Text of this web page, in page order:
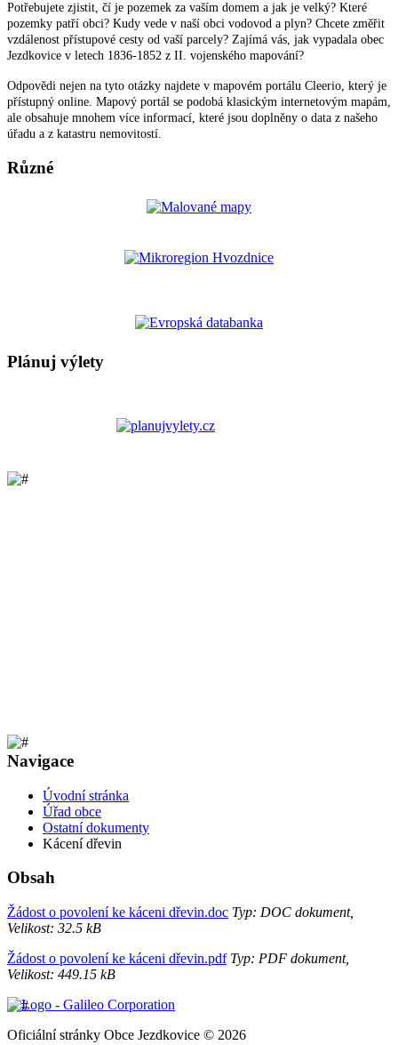
Potřebujete zjistit, čí je pozemek za vaším domem a jak je velký? Které
pozemky patří obci? Kudy vede v naší obci vodovod a plyn? Chcete změřit
vzdálenost přístupové cesty od vaší parcely? Zajímá vás, jak vypadala obec
Jezdkovice v letech 1836-1852 z II. vojenského mapování?
Odpovědi nejen na tyto otázky najdete v mapovém portálu Cleerio, který je
přístupný online. Mapový portál se podobá klasickým internetovým mapám,
ale obsahuje mnohem více informací, které jsou doplněny o data z našeho
úřadu a z katastru nemovitostí.
Různé
Plánuj výlety
Navigace
Úvodní stránka
Úřad obce
Ostatní dokumenty
Kácení dřevin
Obsah
Žádost o povolení ke káceni dřevin.doc Typ: DOC dokument,
Velikost: 32.5 kB
Žádost o povolení ke káceni dřevin.pdfTyp: PDF dokument,
Velikost: 449.15 kB
Oficiální stránky Obce Jezdkovice © 2026